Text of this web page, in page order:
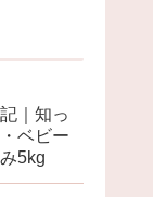
｜知っ
ベビー
5kg